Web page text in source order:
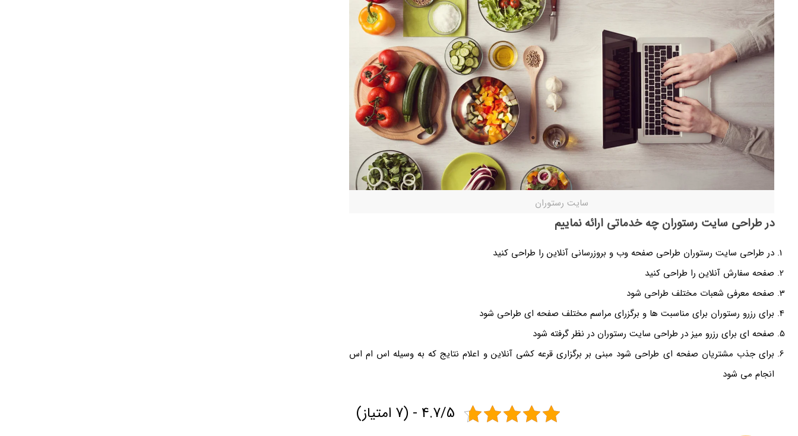
سایت رستوران
در طراحی سایت رستوران چه خدماتی ارائه نماییم
در طراحی سایت رستوران طراحی صفحه وب و بروزرسانی آنلاین را طراحی کنید
صفحه سفارش آنلاین را طراحی کنید
صفحه معرفی شعبات مختلف طراحی شود
برای رزرو رستوران برای مناسبت ها و برگزرای مراسم مختلف صفحه ای طراحی شود
صفحه ای برای رزرو میز در طراحی سایت رستوران در نظر گرفته شود
برای جذب مشتریان صفحه ای طراحی شود مبنی بر برگزاری قرعه کشی آنلاین و اعلام نتایج که به وسیله اس ام اس
انجام می شود
4.7/5 - (7 امتیاز)